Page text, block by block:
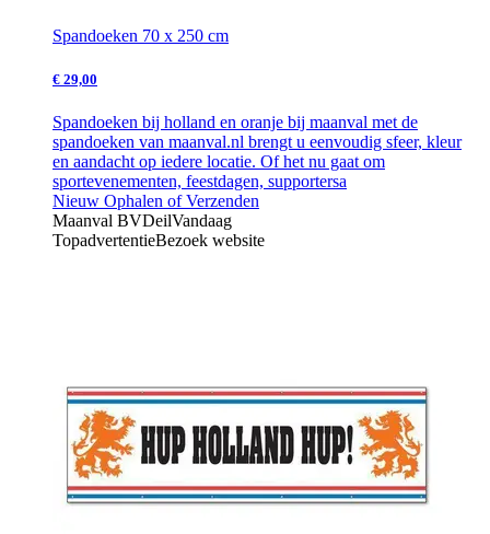
Spandoeken 70 x 250 cm
€ 29,00
Spandoeken bij holland en oranje bij maanval met de
spandoeken van maanval.nl brengt u eenvoudig sfeer, kleur
en aandacht op iedere locatie. Of het nu gaat om
sportevenementen, feestdagen, supportersa
Nieuw Ophalen of Verzenden
Maanval BVDeilVandaag
TopadvertentieBezoek website